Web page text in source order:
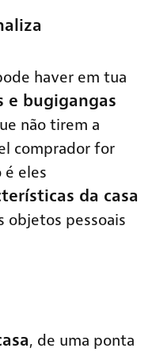
haver em tua
e bugigangas
não tirem a
comprador for
eles
da casa
objetos pessoais
, de uma ponta